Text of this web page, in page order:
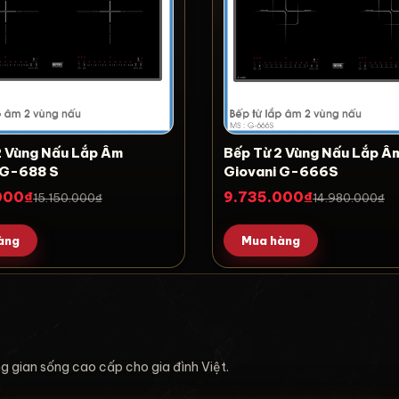
Vùng Nấu Lắp Âm
688 S
15.150.000₫
Bếp Từ 2 Vùng Nấu Lắp
Giovani G-666S
9.735.000₫14.980.000₫
Mua hàng
gian sống cao cấp cho gia đình Việt.